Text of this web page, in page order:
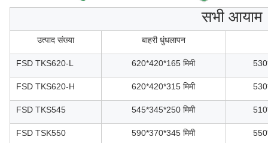
सभी आयाम
उत्पाद संख्या बाहरी धुंधलापन
FSD TKS620-L 620*420*165 मिमी
FSD TKS620-H 620*420*315 मिमी
FSD TKS545 545*345*250 मिमी
FSD TSK550 590*370*345 मिमी